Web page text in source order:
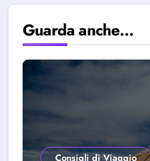
Guarda anche…
Consigli di Viaggio